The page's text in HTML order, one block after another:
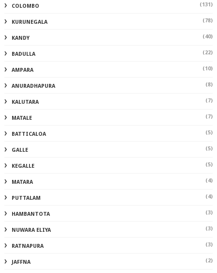
COLOMBO (131)
KURUNEGALA (78)
KANDY (40)
BADULLA (22)
AMPARA (10)
ANURADHAPURA (8)
KALUTARA (7)
MATALE (7)
BATTICALOA (5)
GALLE (5)
KEGALLE (5)
MATARA (4)
PUTTALAM (4)
HAMBANTOTA (3)
NUWARA ELIYA (3)
RATNAPURA (3)
JAFFNA (2)